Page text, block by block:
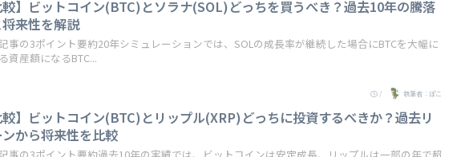
較】ビットコイン(BTC)とソラナ(SOL)どっちを買うべき？過去10年の騰落
来性を解説
事の3ポイント要約20年シミュレーションでは、SOLの成長率が継続した場合にBTCを大幅に
資産額になるBTC...
/ 執筆者：ぽこ
較】ビットコイン(BTC)とリップル(XRP)どっちに投資するべきか？過去リ
から将来性を比較